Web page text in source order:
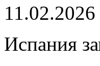
Испания